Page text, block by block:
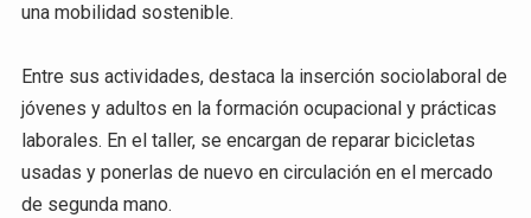
una mobilidad sostenible.
Entre sus actividades, destaca la inserción sociolaboral de
jóvenes y adultos en la formación ocupacional y prácticas
laborales. En el taller, se encargan de reparar bicicletas
usadas y ponerlas de nuevo en circulación en el mercado
de segunda mano.